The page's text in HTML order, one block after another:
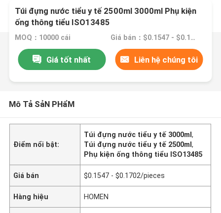
Túi đựng nước tiểu y tế 2500ml 3000ml Phụ kiện
ống thông tiểu ISO13485
MOQ：10000 cái Giá bán：$0.1547 - $0.1702/pieces
Giá tốt nhất Liên hệ chúng tôi
Mô Tả SảN PHẩM
Điểm nổi bật:
Túi đựng nước tiểu y tế 3000ml,
Túi đựng nước tiểu y tế 2500ml,
Phụ kiện ống thông tiểu ISO13485
Giá bán $0.1547 - $0.1702/pieces
Hàng hiệu HOMEN